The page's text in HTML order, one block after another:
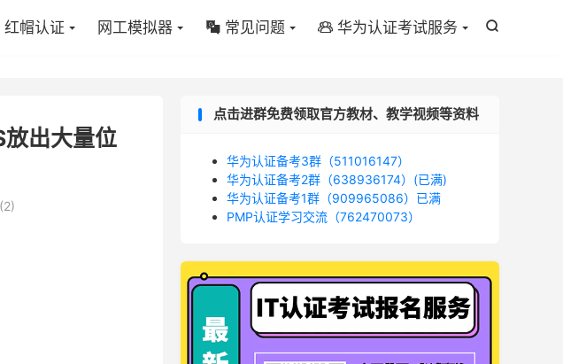

红帽认证 网工模拟器  常见问题  华为认证考试服务
出大量位
2)
点击进群免费领取官方教材、教学视频等资料
华为认证备考3群（511016147）
华为认证备考2群（638936174）(已满)
华为认证备考1群（909965086）已满
PMP认证学习交流（762470073）